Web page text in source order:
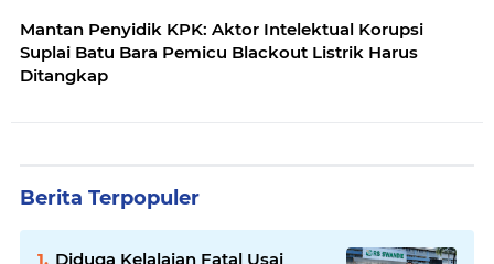
Mantan Penyidik KPK: Aktor Intelektual Korupsi
Suplai Batu Bara Pemicu Blackout Listrik Harus
Ditangkap
Berita Terpopuler
Diduga Kelalaian Fatal Usai